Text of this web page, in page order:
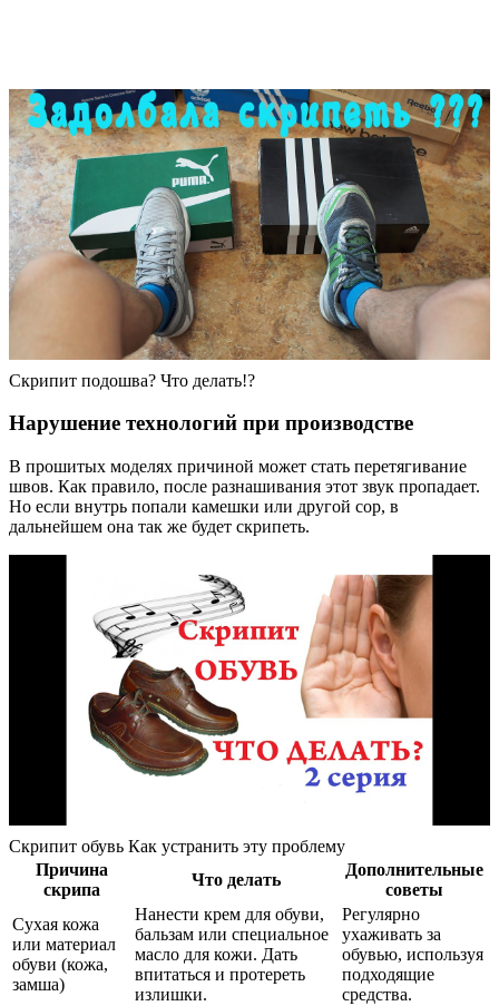
Скрипит подошва? Что делать!?
Нарушение технологий при производстве
В прошитых моделях причиной может стать перетягивание
швов. Как правило, после разнашивания этот звук пропадает.
Но если внутрь попали камешки или другой сор, в
дальнейшем она так же будет скрипеть.
Скрипит обувь Как устранить эту проблему
Причина
скрипа
Что делать
Дополнительные
советы
Сухая кожа
или материал
обуви (кожа,
замша)
Нанести крем для обуви,
бальзам или специальное
масло для кожи. Дать
впитаться и протереть
излишки.
Регулярно
ухаживать за
обувью, используя
подходящие
средства.